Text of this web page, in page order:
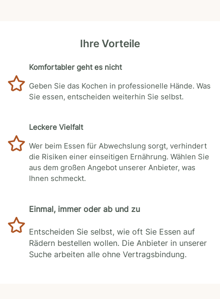
Ihre Vorteile
Komfortabler geht es nicht
Geben Sie das Kochen in professionelle Hände. Was
Sie essen, entscheiden weiterhin Sie selbst.
Leckere Vielfalt
Wer beim Essen für Abwechslung sorgt, verhindert
die Risiken einer einseitigen Ernährung. Wählen Sie
aus dem großen Angebot unserer Anbieter, was
Ihnen schmeckt.
Einmal, immer oder ab und zu
Entscheiden Sie selbst, wie oft Sie Essen auf
Rädern bestellen wollen. Die Anbieter in unserer
Suche arbeiten alle ohne Vertragsbindung.